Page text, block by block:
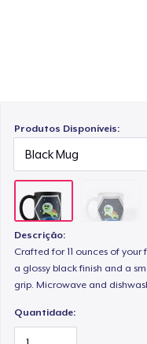
Produtos Disponíveis:
Descrição:
Crafted for 11 ounces of
a glossy black finish and a
grip. Microwave and
Quantidade: